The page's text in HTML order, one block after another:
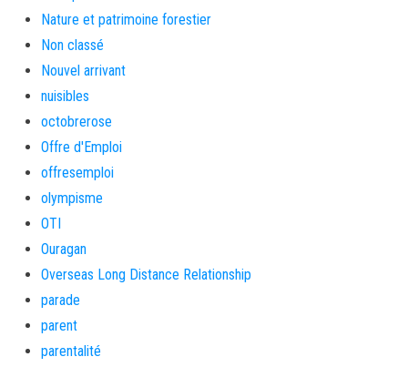
Nature et patrimoine forestier
Non classé
Nouvel arrivant
nuisibles
octobrerose
Offre d'Emploi
offresemploi
olympisme
OTI
Ouragan
Overseas Long Distance Relationship
parade
parent
parentalité